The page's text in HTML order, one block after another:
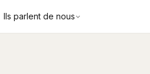
Ils parlent de nous